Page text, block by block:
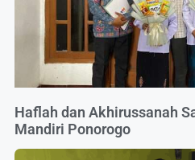
Haflah dan Akhirussanah
Mandiri Ponorogo